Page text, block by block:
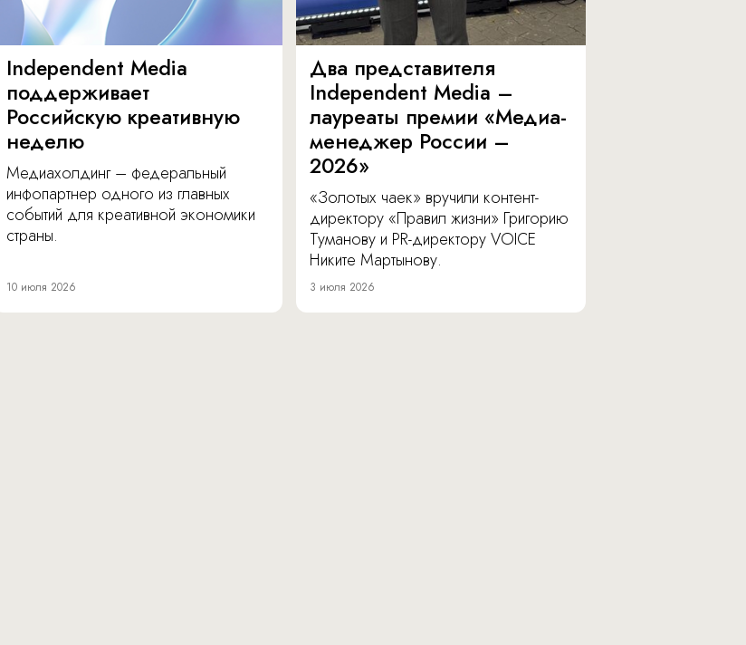
Independent Media
поддерживает
Российскую креативную
неделю
Медиахолдинг – федеральный
инфопартнер одного из главных
событий для креативной экономики
страны.
10 июля 2026
Два представителя
Independent Media –
лауреаты премии «Медиа-
менеджер России –
2026»
«Золотых чаек» вручили контент-
директору «Правил жизни» Григорию
Туманову и PR-директору VOICE
Никите Мартынову.
3 июля 2026